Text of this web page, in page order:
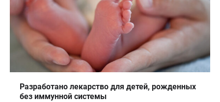
Разработано лекарство для детей, рожденных
без иммунной системы